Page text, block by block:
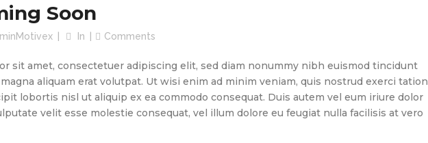
Soon
In Comments
sit amet, consectetuer adipiscing elit, sed diam nonummy nibh euismod tincidunt
aliquam erat volutpat. Ut wisi enim ad minim veniam, quis nostrud exerci tation
lobortis nisl ut aliquip ex ea commodo consequat. Duis autem vel eum iriure dolor
velit esse molestie consequat, vel illum dolore eu feugiat nulla facilisis at vero